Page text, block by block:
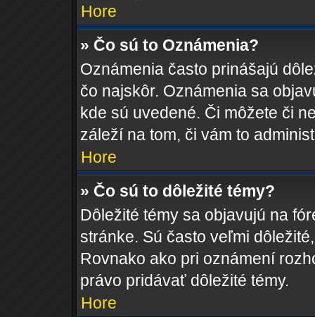
Hore
» Čo sú to Oznámenia?
Oznámenia často prinášajú
čo najskôr. Oznámenia sa
kde sú uvedené. Či môžete či
záleží na tom, či vám to
Hore
» Čo sú to dôležité témy?
Dôležité témy sa objavujú na
stránke. Sú často veľmi
Rovnako ako pri oznámení
právo pridávať dôležité témy.
Hore